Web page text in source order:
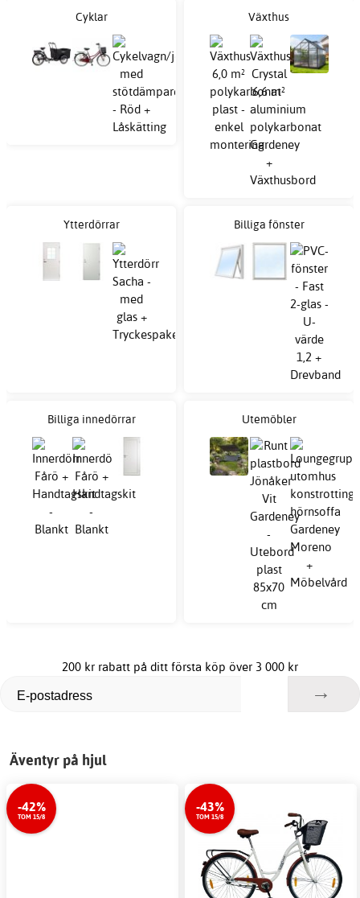
Cyklar Växthus
Ytterdörrar Billiga fönster
Billiga innedörrar Utemöbler
200 kr rabatt på ditt första köp över 3 000 kr
Äventyr på hjul
-42%
TOM 15/8
-43%
TOM 15/8